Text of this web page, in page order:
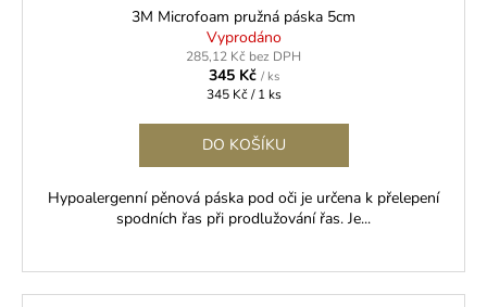
3M Microfoam pružná páska 5cm
Vyprodáno
285,12 Kč bez DPH
345 Kč / ks
Měrná
345 Kč / 1 ks
DO KOŠÍKU
Hypoalergenní pěnová páska pod oči je určena k přelepení
spodních řas při prodlužování řas. Je...